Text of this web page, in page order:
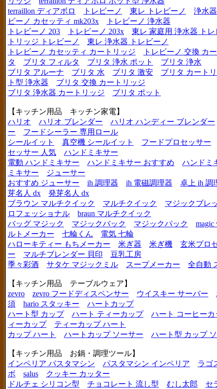
terraillon ディアボロ
トレビーノ 東レ トレビーノ
浄水
ビーノ カセッティ mk203x
トレビーノ 浄水器
トレビーノ 203
トレビーノ 203x
東レ 家庭用 浄水器 トレ
トリッジ トレビーノ
東レ 浄水器 トレビーノ
トレビーノ カセッティ カートリッジ
トレビーノ 交換 カ
タ
ブリタ フィルタ ブリタ 浄水 ポット
ブリタ 浄水
ブリタ アルーナ
ブリタ 水 ブリタ 激安
ブリタ カート
ト型 浄水器
ブリタ 交換 カートリッジ
ブリタ 浄水器 カートリッジ
ブリタ ポット
【キッチン用品 キッチン家電】
ハリオ
ハリオ ブレンダー
ハリオ ハンディー ブレンダー
ー
フードシーラー 専用ロール
シールイット
真空機 シールイット
フードプロセッサー
セッサー 人気
ハンドミキサー
電動 ハンドミキサー
ハンドミキサー おすすめ
ハンドミ
ミキサー
ジューサー
おすすめ ジューサー
ih 調理器 ih 電磁調理器
卓上 ih 調
芽名人 dx
発芽名人 dx
ブラウン マルチクイック
マルチクイック
マジックブレ
ロフェッショナル
braun マルチクイック
バッグ マジック
マジックバック マジックパック
magic
ルトメーカー
七輪くん
電気 七輪
ハローキティー もちメーカー
米ぎ器 米ぎ機
玄米プロ
ー
マルチブレンダー 貝印
豆乳工房
季々彩酒
サタケ マジックミル スープメーカー 全自動
【キッチン用品 テーブルウェア】
zevro
zevro フードディスペンサー ウイスキー サーバー
須
hario スタッキー
ハートカップ
ハート型 カップ
ハート ティーカップ
ハート コーヒーカ
ィーカップ
ティーカップ ハート
カップ ハート
ハートカップ ソーサー ハート型 カップ
【キッチン用品 お鍋・調理ツール】
インペリア パスタマシン
パスタマシン インペリア
ラゴ
ボ
salus
クッキー カッター
ドルチェ シリコン型
チョコレート 流し型 むし太郎
セ